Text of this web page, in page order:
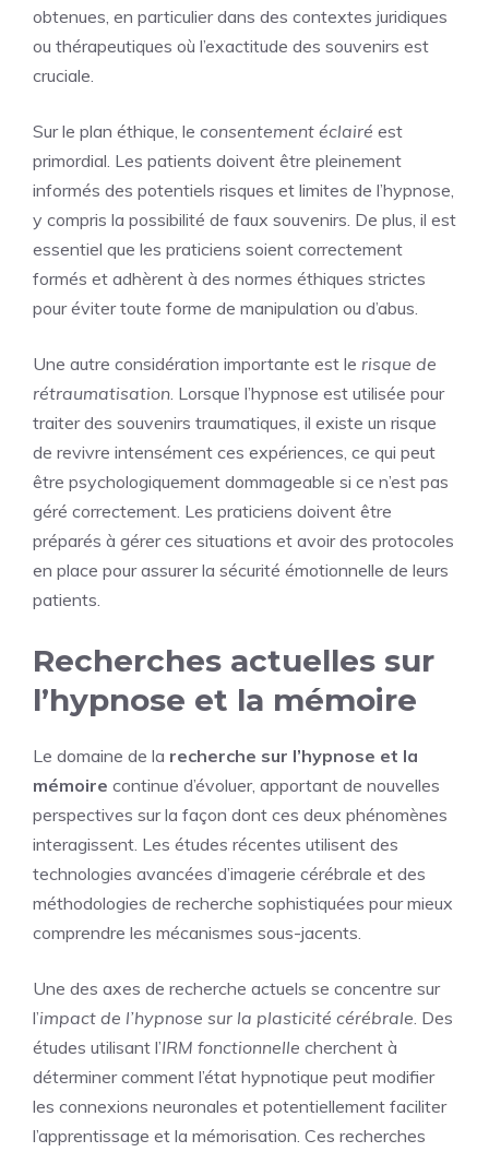
obtenues, en particulier dans des contextes juridiques
ou thérapeutiques où l’exactitude des souvenirs est
cruciale.
Sur le plan éthique, le consentement éclairé est
primordial. Les patients doivent être pleinement
informés des potentiels risques et limites de l’hypnose,
y compris la possibilité de faux souvenirs. De plus, il est
essentiel que les praticiens soient correctement
formés et adhèrent à des normes éthiques strictes
pour éviter toute forme de manipulation ou d’abus.
Une autre considération importante est le risque de
rétraumatisation. Lorsque l’hypnose est utilisée pour
traiter des souvenirs traumatiques, il existe un risque
de revivre intensément ces expériences, ce qui peut
être psychologiquement dommageable si ce n’est pas
géré correctement. Les praticiens doivent être
préparés à gérer ces situations et avoir des protocoles
en place pour assurer la sécurité émotionnelle de leurs
patients.
Recherches actuelles sur
l’hypnose et la mémoire
Le domaine de la recherche sur l’hypnose et la
mémoire continue d’évoluer, apportant de nouvelles
perspectives sur la façon dont ces deux phénomènes
interagissent. Les études récentes utilisent des
technologies avancées d’imagerie cérébrale et des
méthodologies de recherche sophistiquées pour mieux
comprendre les mécanismes sous-jacents.
Une des axes de recherche actuels se concentre sur
l’impact de l’hypnose sur la plasticité cérébrale. Des
études utilisant l’IRM fonctionnelle cherchent à
déterminer comment l’état hypnotique peut modifier
les connexions neuronales et potentiellement faciliter
l’apprentissage et la mémorisation. Ces recherches